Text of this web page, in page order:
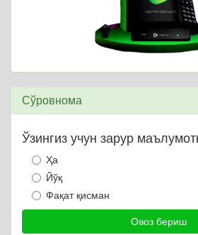
Сўровнома
Ўзингиз учун зарур
Ҳа
Йўқ
Фақат қисман